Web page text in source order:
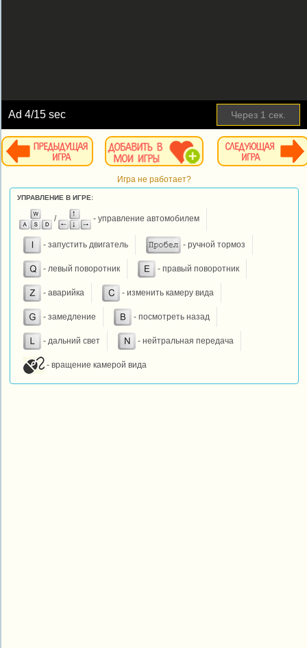
Ad4/15 sec Через 1 сек.
Игра не работает?
УПРАВЛЕНИЕ В ИГРЕ:
/ - управление автомобилем
- запустить двигатель - ручной тормоз
- левый поворотник - правый поворотник
- аварийка - изменить камеру вида
- замедление - посмотреть назад
- дальний свет - нейтральная передача
- вращение камерой вида